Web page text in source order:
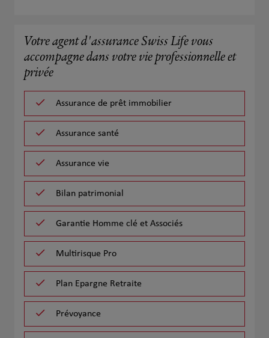
Votre agent d'assurance Swiss Life vous
accompagne dans votre vie professionnelle et
privée
Assurance de prêt immobilier
Assurance santé
Assurance vie
Bilan patrimonial
Garantie Homme clé et Associés
Multirisque Pro
Plan Epargne Retraite
Prévoyance